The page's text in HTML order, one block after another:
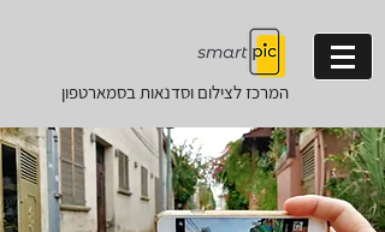
המרכז לצילום וסדנאותבסמארטפון